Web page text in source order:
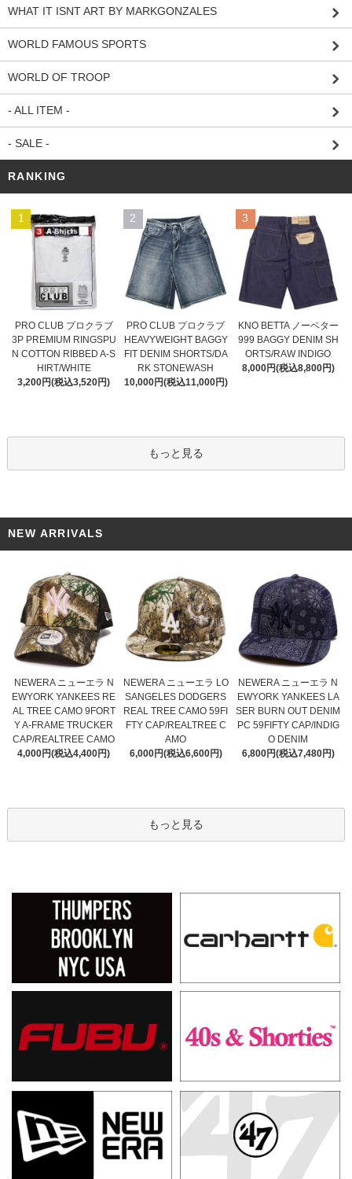
WHAT IT ISNT ART BY MARKGONZALES
WORLD FAMOUS SPORTS
WORLD OF TROOP
- ALL ITEM -
- SALE -
RANKING
1
PRO CLUB プロクラブ
3P PREMIUM RINGSPU
N COTTON RIBBED A-S
HIRT/WHITE
3,200円(税込3,520円)
2
PRO CLUB プロクラブ
HEAVYWEIGHT BAGGY
FIT DENIM SHORTS/DA
RK STONEWASH
10,000円(税込11,000円)
3
KNO BETTA ノーベター
999 BAGGY DENIM SH
ORTS/RAW INDIGO
8,000円(税込8,800円)
もっと見る
NEW ARRIVALS
NEWERA ニューエラ N
EWYORK YANKEES RE
AL TREE CAMO 9FORT
Y A-FRAME TRUCKER
CAP/REALTREE CAMO
4,000円(税込4,400円)
NEWERA ニューエラ LO
SANGELES DODGERS
REAL TREE CAMO 59FI
FTY CAP/REALTREE C
AMO
6,000円(税込6,600円)
NEWERA ニューエラ N
EWYORK YANKEES LA
SER BURN OUT DENIM
PC 59FIFTY CAP/INDIG
O DENIM
6,800円(税込7,480円)
もっと見る